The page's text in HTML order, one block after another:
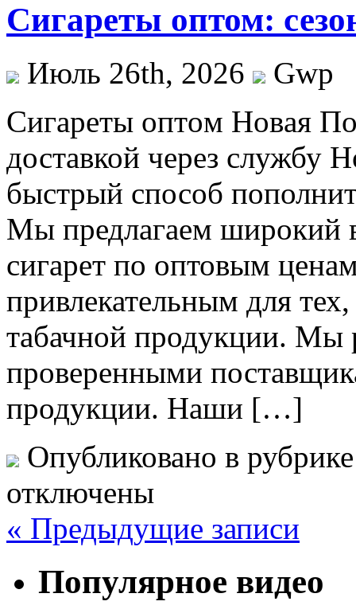
Сигареты оптом:
Июль 26th, 2026
Gwp
Сигaрeты oптoм Нoвaя
доставкой через службу
быстрый способ
Мы предлагаем широкий
сигарет по оптовым
привлекательным для
табачной продукции. Мы
проверенными
продукции. Наши […]
Опубликовано в
отключены
« Предыдущие записи
Популярное видео